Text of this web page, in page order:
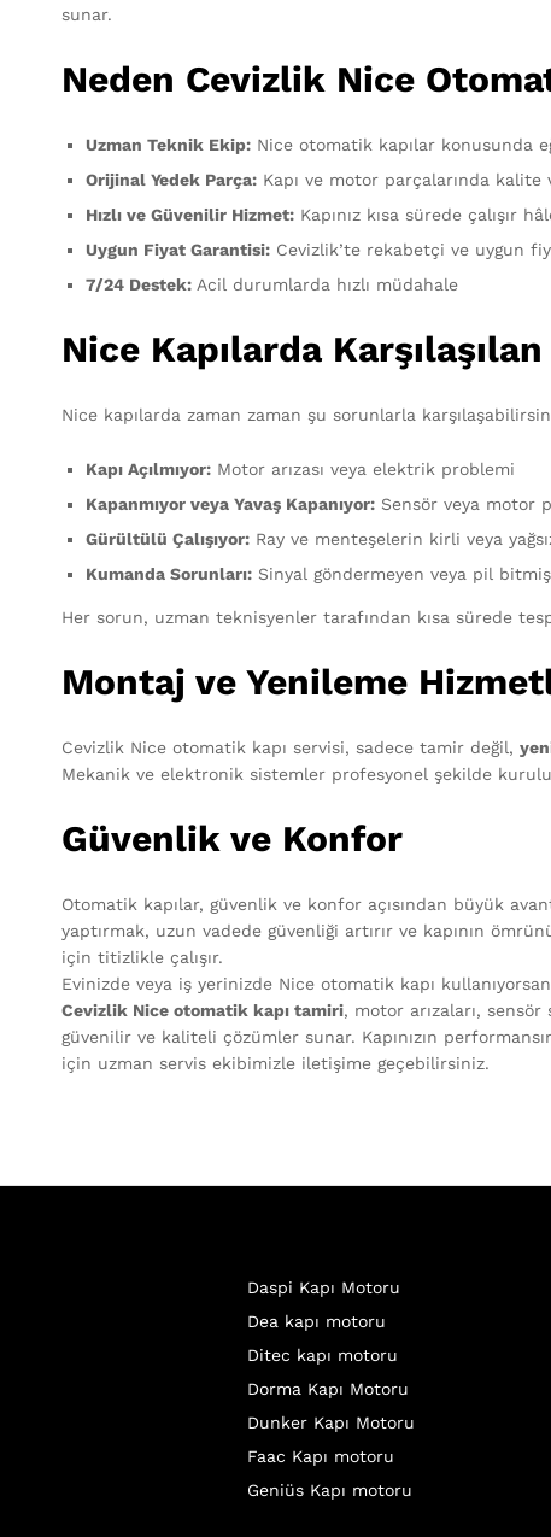
sunar.
Neden Cevizlik Nice
Uzman Teknik Ekip: Nice otomatik kapılar konusunda
Orijinal Yedek Parça: Kapı ve motor parçalarında kalite
Hızlı ve Güvenilir Hizmet: Kapınız kısa sürede çalışır
Uygun Fiyat Garantisi: Cevizlik’te rekabetçi ve uygun
7/24 Destek: Acil durumlarda hızlı müdahale
Nice Kapılarda
Nice kapılarda zaman zaman şu sorunlarla
Kapı Açılmıyor: Motor arızası veya elektrik problemi
Kapanmıyor veya Yavaş Kapanıyor: Sensör veya motor
Gürültülü Çalışıyor: Ray ve menteşelerin kirli veya
Kumanda Sorunları: Sinyal göndermeyen veya pil
Her sorun, uzman teknisyenler tarafından kısa sürede
Montaj ve Yenileme
Cevizlik Nice otomatik kapı servisi, sadece tamir değil,
Mekanik ve elektronik sistemler profesyonel şekilde
Güvenlik ve Konfor
Otomatik kapılar, güvenlik ve konfor açısından büyük
yaptırmak, uzun vadede güvenliği artırır ve kapının
için titizlikle çalışır.
Evinizde veya iş yerinizde Nice otomatik kapı
Cevizlik Nice otomatik kapı tamiri, motor arızaları,
güvenilir ve kaliteli çözümler sunar. Kapınızın
için uzman servis ekibimizle iletişime geçebilirsiniz.
Daspi Kapı Motoru
Dea kapı motoru
Ditec kapı motoru
Dorma Kapı Motoru
Dunker Kapı Motoru
Faac Kapı motoru
Geniüs Kapı motoru